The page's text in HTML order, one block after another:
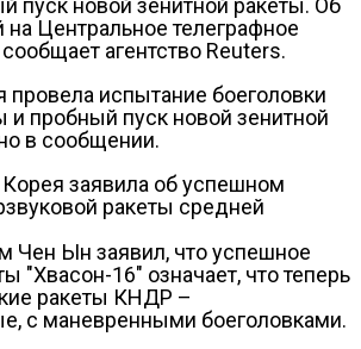
Центральное телеграфное
агентство Reuters.
провела испытание боеголовки
и пробный пуск новой зенитной
в сообщении.
заявила об успешном
ракеты средней
Ын заявил, что успешное
"Хвасон-16" означает, что теперь
ракеты КНДР –
с маневренными боеголовками.